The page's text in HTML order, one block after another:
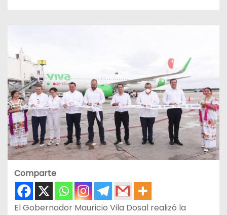
Comparte
El Gobernador Mauricio Vila Dosal realizó la